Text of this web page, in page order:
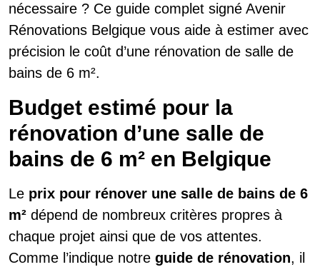
nécessaire ? Ce guide complet signé Avenir
Rénovations Belgique vous aide à estimer avec
précision le coût d’une rénovation de salle de
bains de 6 m².
Budget estimé pour la
rénovation d’une salle de
bains de 6 m² en Belgique
Le prix pour rénover une salle de bains de 6
m² dépend de nombreux critères propres à
chaque projet ainsi que de vos attentes.
Comme l’indique notre guide de rénovation, il